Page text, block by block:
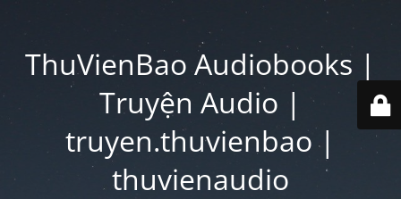
ThuVienBao Audiobooks |
Truyện Audio |
truyen.thuvienbao |
thuvienaudio